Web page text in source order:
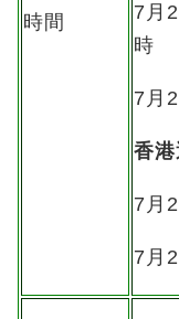
時間
7月
時
7月
香
7月
7月